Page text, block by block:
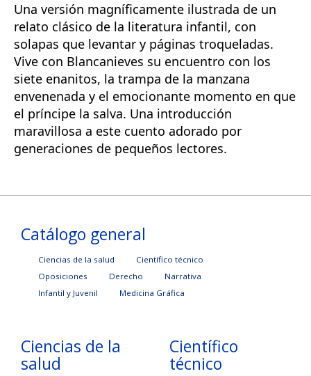
Una versión magníficamente ilustrada de un
relato clásico de la literatura infantil, con
solapas que levantar y páginas troqueladas.
Vive con Blancanieves su encuentro con los
siete enanitos, la trampa de la manzana
envenenada y el emocionante momento en que
el príncipe la salva. Una introducción
maravillosa a este cuento adorado por
generaciones de pequeños lectores.
Catálogo general
Ciencias de la salud
Científico técnico
Oposiciones
Derecho
Narrativa
Infantil y Juvenil
Medicina Gráfica
Ciencias de la
salud
Científico
técnico